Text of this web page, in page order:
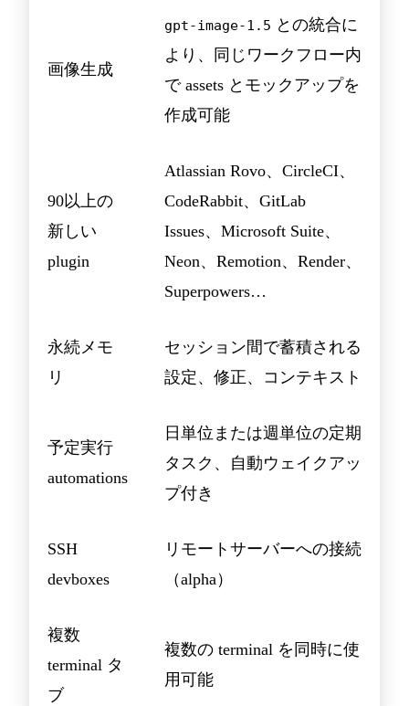
画像生成
gpt-image-1.5 との統合に
より、同じワークフロー内
で assets とモックアップを
作成可能
90以上の
新しい
plugin
Atlassian Rovo、CircleCI、
CodeRabbit、GitLab
Issues、Microsoft Suite、
Neon、Remotion、Render、
Superpowers…
永続メモ
リ
セッション間で蓄積される
設定、修正、コンテキスト
予定実行
automations
日単位または週単位の定期
タスク、自動ウェイクアッ
プ付き
SSH
devboxes
リモートサーバーへの接続
（alpha）
複数
terminal タ
ブ
複数の terminal を同時に使
用可能